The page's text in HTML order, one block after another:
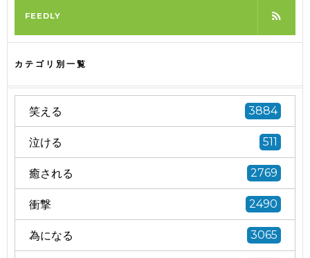
FEEDLY
カテゴリ別一覧
笑える 3884
泣ける 511
癒される 2769
衝撃 2490
為になる 3065